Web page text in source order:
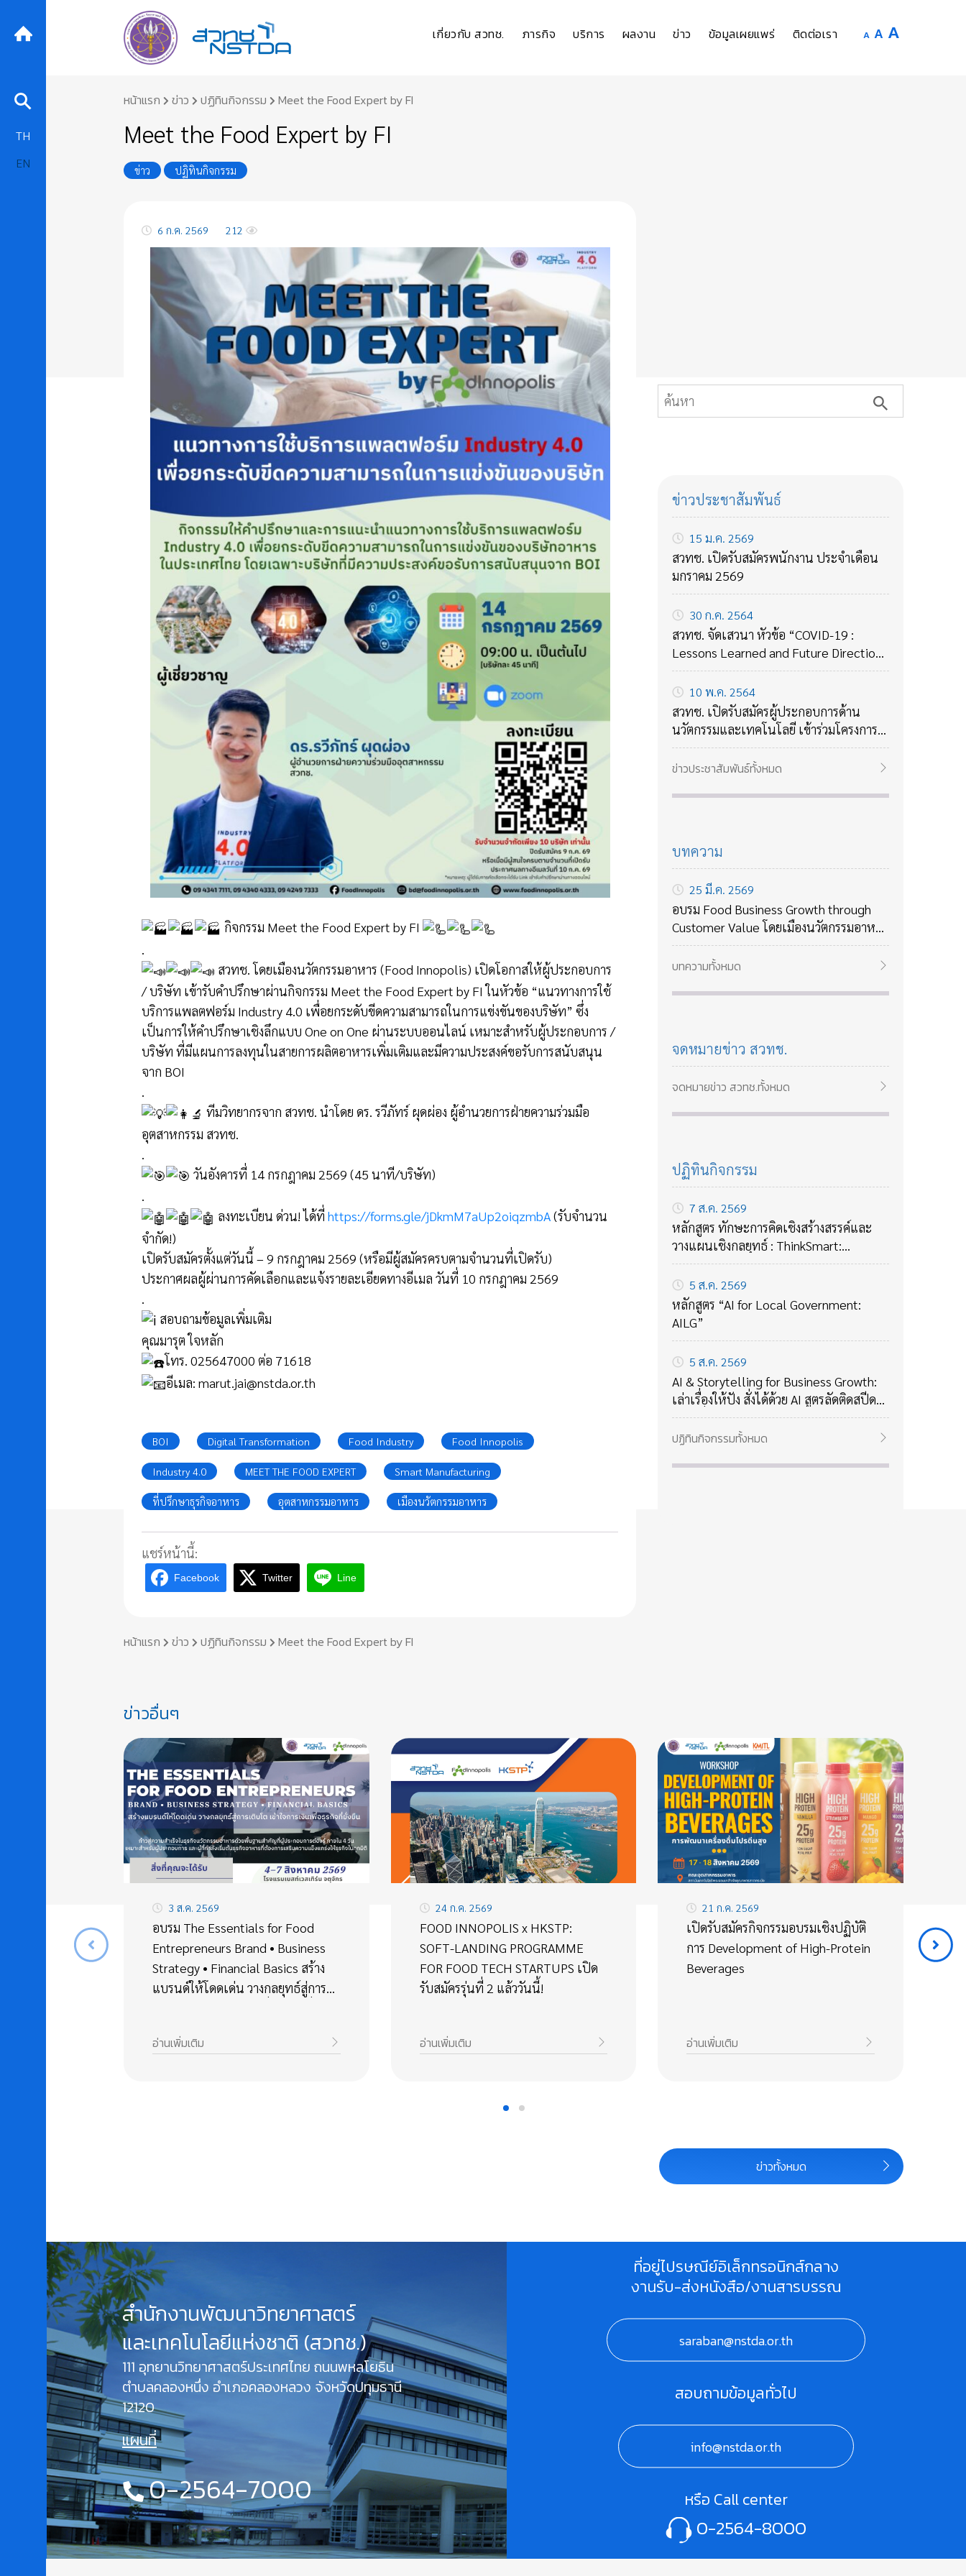
to
เกี่ยวกับ สวทช. ภารกิจ บริการ ผลงาน ข่าว ข้อมูลเผยแพร่ ติดต่อเรา A Decrease
A Reset
A
หน้าแรก ข่าว ปฏิทินกิจกรรม Meet the Food Expert by FI
Meet the Food Expert by FI
ข่าว ปฏิทินกิจกรรม
6 ก.ค. 2569 212
กิจกรรม Meet the Food Expert by FI
.
สวทช. โดยเมืองนวัตกรรมอาหาร (Food Innopolis) เปิดโอกาสให้ผู้ประกอบการ
/ บริษัท เข้ารับคำปรึกษาผ่านกิจกรรม Meet the Food Expert by FI ในหัวข้อ “แนวทางการใช้
บริการแพลตฟอร์ม Industry 4.0 เพื่อยกระดับขีดความสามารถในการแข่งขันของบริษัท” ซึ่ง
เป็นการให้คำปรึกษาเชิงลึกแบบ One on One ผ่านระบบออนไลน์ เหมาะสำหรับผู้ประกอบการ /
บริษัท ที่มีแผนการลงทุนในสายการผลิตอาหารเพิ่มเติมและมีความประสงค์ขอรับการสนับสนุน
จาก BOI
.
ทีมวิทยากรจาก สวทช. นำโดย ดร. รวีภัทร์ ผุดผ่อง ผู้อำนวยการฝ่ายความร่วมมือ
อุตสาหกรรม สวทช.
.
วันอังคารที่ 14 กรกฎาคม 2569 (45 นาที/บริษัท)
.
ลงทะเบียน ด่วน! ได้ที่ https://forms.gle/jDkmM7aUp2oiqzmbA(รับจำนวน
จำกัด!)
เปิดรับสมัครตั้งแต่วันนี้ – 9 กรกฎาคม 2569 (หรือมีผู้สมัครครบตามจำนวนที่เปิดรับ)
ประกาศผลผู้ผ่านการคัดเลือกและแจ้งรายละเอียดทางอีเมล วันที่ 10 กรกฎาคม 2569
.
สอบถามข้อมูลเพิ่มเติม
คุณมารุต ใจหลัก
โทร. 025647000 ต่อ 71618
อีเมล: marut.jai@nstda.or.th
BOI Digital Transformation Food Industry Food Innopolis
Industry 4.0 MEET THE FOOD EXPERT Smart Manufacturing
ที่ปรึกษาธุรกิจอาหาร อุตสาหกรรมอาหาร เมืองนวัตกรรมอาหาร
แชร์หน้านี้:
Facebook Twitter Line
ข่าวประชาสัมพันธ์
15 ม.ค. 2569
สวทช. เปิดรับสมัครพนักงาน ประจำเดือน
มกราคม 2569
30 ก.ค. 2564
สวทช. จัดเสวนา หัวข้อ “COVID-19 :
Lessons Learned and Future Directions
ถอดบทเรียนจาก COVID-19 กับแนวทาง
รับมือกับโรคร้ายใหม่ๆในอนาคต
10 พ.ค. 2564
สวทช. เปิดรับสมัครผู้ประกอบการด้าน
นวัตกรรมและเทคโนโลยี เข้าร่วมโครงการ
บ่มเพาะธุรกิจเทคโนโลยี ปี 2564
ข่าวประชาสัมพันธ์ทั้งหมด
บทความ
25 มี.ค. 2569
อบรม Food Business Growth through
Customer Value โดยเมืองนวัตกรรมอาหาร
สวทช เรียนรู้การวิเคราะห์ลูกค้า สร้างคุณค่า
และกลยุทธ์เติบโตธุรกิจอาหาร 14–15 พ.ค.
บทความทั้งหมด
จดหมายข่าว สวทช.
จดหมายข่าว สวทช.ทั้งหมด
ปฏิทินกิจกรรม
7 ส.ค. 2569
หลักสูตร ทักษะการคิดเชิงสร้างสรรค์และ
วางแผนเชิงกลยุทธ์ : ThinkSmart:
Creative & Strategic Planning Mastery
5 ส.ค. 2569
หลักสูตร “AI for Local Government:
AILG”
5 ส.ค. 2569
AI & Storytelling for Business Growth:
เล่าเรื่องให้ปัง สั่งได้ด้วย AI สูตรลัดติดสปีด
ขับเคลื่อนองค์กร
ปฏิทินกิจกรรมทั้งหมด
หน้าแรก ข่าว ปฏิทินกิจกรรม Meet the Food Expert by FI
ข่าวอื่นๆ
3 ส.ค. 2569
อบรม The Essentials for Food
Entrepreneurs Brand • Business
Strategy • Financial Basics สร้าง
แบรนด์ให้โดดเด่น วางกลยุทธ์สู่การ
อ่านเพิ่มเติม
24 ก.ค. 2569
FOOD INNOPOLIS x HKSTP:
SOFT-LANDING PROGRAMME
FOR FOOD TECH STARTUPS เปิด
รับสมัครรุ่นที่ 2 แล้ววันนี้!
อ่านเพิ่มเติม
21 ก.ค. 2569
เปิดรับสมัครกิจกรรมอบรมเชิงปฏิบัติ
การ Development of High-Protein
Beverages
อ่านเพิ่มเติม
ข่าวทั้งหมด
TH
EN
สำนักงานพัฒนาวิทยาศาสตร์
และเทคโนโลยีแห่งชาติ (สวทช.)
111 อุทยานวิทยาศาสตร์ประเทศไทย ถนนพหลโยธิน
ตำบลคลองหนึ่ง อำเภอคลองหลวง จังหวัดปทุมธานี
12120
แผนที่
0-2564-7000
ที่อยู่ไปรษณีย์อิเล็กทรอนิกส์กลาง
งานรับ-ส่งหนังสือ/งานสารบรรณ
saraban@nstda.or.th
สอบถามข้อมูลทั่วไป
info@nstda.or.th
หรือ Call center
0-2564-8000